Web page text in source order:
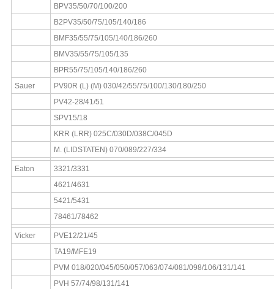
BPV35/50/70/100/200
B2PV35/50/75/105/140/186
BMF35/55/75/105/140/186/260
BMV35/55/75/105/135
BPR55/75/105/140/186/260
Sauer
PV90R (L) (M) 030/42/55/75/100/130/180/250
PV42-28/41/51
SPV15/18
KRR (LRR) 025C/030D/038C/045D
M. (LIDSTATEN) 070/089/227/334
Eaton
3321/3331
4621/4631
5421/5431
78461/78462
Vicker
PVE12/21/45
TA19/MFE19
PVM 018/020/045/050/057/063/074/081/098/106/131/141
PVH 57/74/98/131/141